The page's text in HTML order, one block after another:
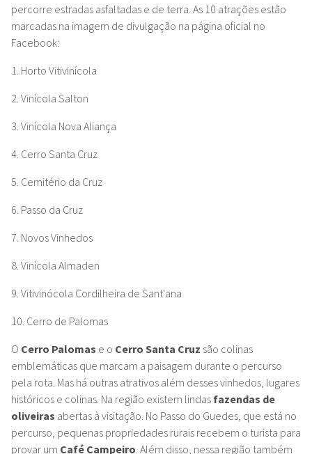
percorre estradas asfaltadas e de terra. As 10 atrações estão
marcadas na imagem de divulgação na página oficial no
Facebook:
1. Horto Vitivinícola
2. Vinícola Salton
3. Vinícola Nova Aliança
4. Cerro Santa Cruz
5. Cemitério da Cruz
6. Passo da Cruz
7. Novos Vinhedos
8. Vinícola Almaden
9. Vitivinócola Cordilheira de Sant'ana
10. Cerro de Palomas
O Cerro Palomas e o Cerro Santa Cruz são colinas
emblemáticas que marcam a paisagem durante o percurso
pela rota. Mas há outras atrativos além desses vinhedos, lugares
históricos e colinas. Na região existem lindas fazendas de
oliveiras abertas à visitação. No Passo do Guedes, que está no
percurso, pequenas propriedades rurais recebem o turista para
provar um Café Campeiro . Além disso, nessa região também